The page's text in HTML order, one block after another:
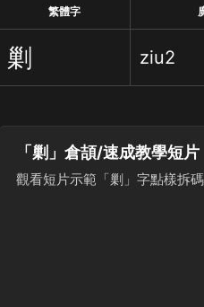
繁體字
剿 ziu2
「剿」倉頡/速成教學短片
觀看短片示範「剿」字點樣拆碼